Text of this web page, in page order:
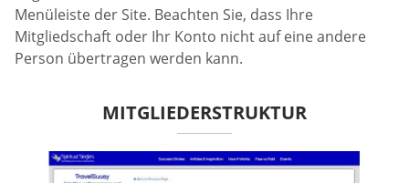
Menüleiste der Site. Beachten Sie, dass Ihre
Mitgliedschaft oder Ihr Konto nicht auf eine andere
Person übertragen werden kann.
MITGLIEDERSTRUKTUR